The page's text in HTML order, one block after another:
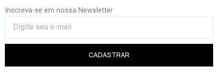
Inscreva-se em nossa Newsletter
CADASTRAR